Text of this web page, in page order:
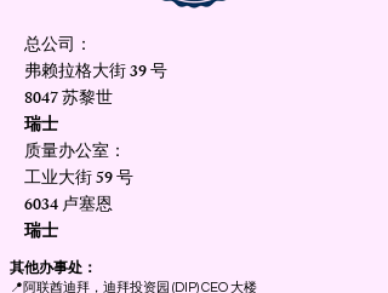
总公司：
弗赖拉格大街 39 号
8047 苏黎世
瑞士
质量办公室：
工业大街 59 号
6034 卢塞恩
瑞士
其他办事处：
📍 阿联酋迪拜，迪拜投资园 (DIP) CEO 大楼